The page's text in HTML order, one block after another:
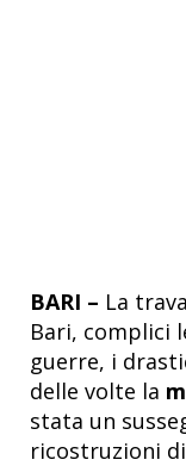
BARI – La
Bari, complici
guerre, i
delle volte la
stata un
ricostruzioni